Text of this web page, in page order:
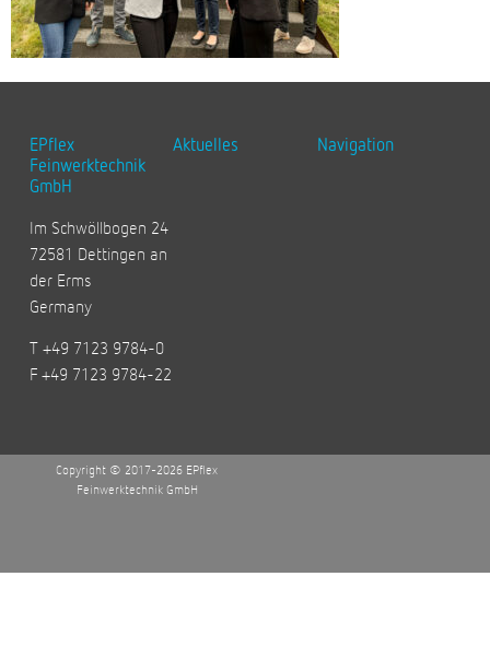
EPflex
Feinwerktechnik
GmbH
Im Schwöllbogen 24
72581 Dettingen an
der Erms
Germany
T +49 7123 9784-0
F +49 7123 9784-22
Aktuelles Navigation
Copyright © 2017-2026 EPflex
Feinwerktechnik GmbH